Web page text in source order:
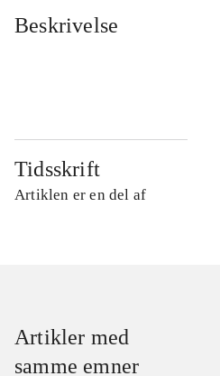
Beskrivelse
Tidsskrift
Artiklen er en del af
Artikler med
samme emner